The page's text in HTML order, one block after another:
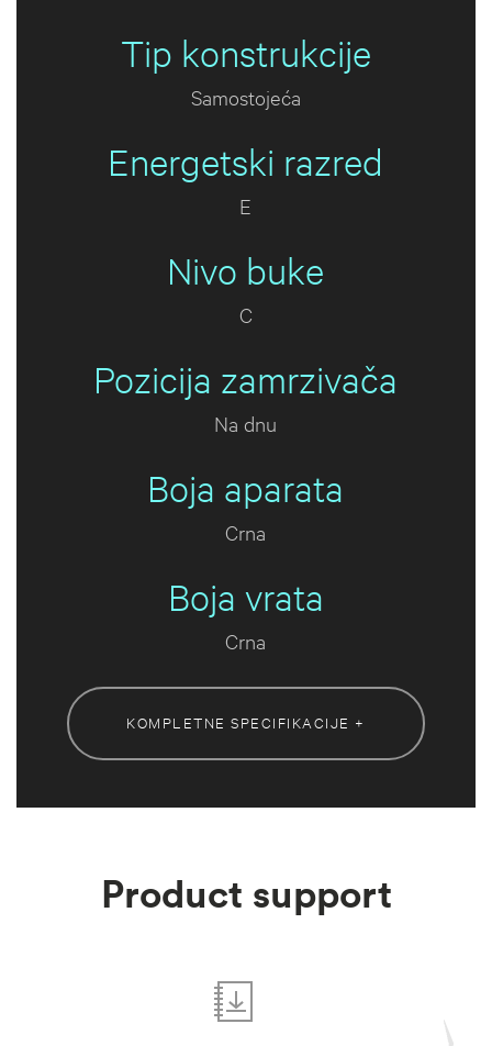
Tip konstrukcije
Samostojeća
Energetski razred
E
Nivo buke
C
Pozicija zamrzivača
Na dnu
Boja aparata
Crna
Boja vrata
Crna
KOMPLETNE SPECIFIKACIJE +
Product support